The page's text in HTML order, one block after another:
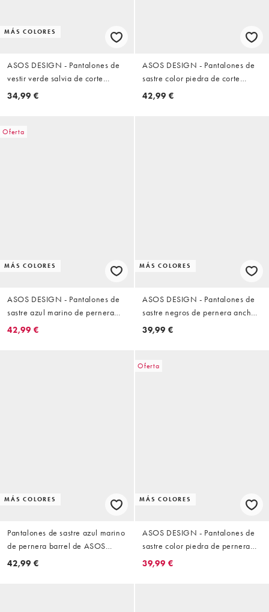
MÁS COLORES
ASOS DESIGN - Pantalones de
vestir verde salvia de corte
tapered
34,99 €
ASOS DESIGN - Pantalones de
sastre color piedra de corte
tapered extragrande con
42,99 €
Oferta
MÁS COLORES
ASOS DESIGN - Pantalones de
sastre azul marino de pernera
barrel ancha con cinturón de
42,99 €
MÁS COLORES
ASOS DESIGN - Pantalones de
sastre negros de pernera ancha
sin cierres
39,99 €
MÁS COLORES
Pantalones de sastre azul marino
de pernera barrel de ASOS
DESIGN
42,99 €
Oferta
MÁS COLORES
ASOS DESIGN - Pantalones de
sastre color piedra de pernera
barrel con textura acanalada
39,99 €